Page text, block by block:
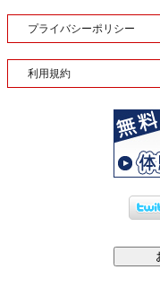
プライバシーポリシー
利用規約